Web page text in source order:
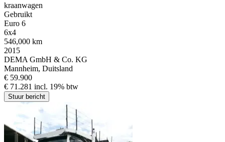
kraanwagen
Gebruikt
Euro 6
6x4
546,000 km
2015
DEMA GmbH & Co. KG
Mannheim, Duitsland
€ 59.900
€ 71.281 incl. 19% btw
Stuur bericht